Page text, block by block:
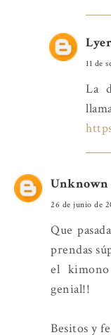
11 de
La
Unknown
26 de junio de
Que
prendas
el
genial!!
Besitos y